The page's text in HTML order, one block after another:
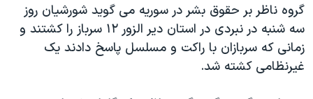
تریبونال مردمی آبان ۹۸
دادگاه حمید نوری
چهل سال گروگان‌گیری
گروه ناظر بر حقوق بشر در سوریه می گوید شورشیان روز
سه شنبه در نبردی در استان دیر الزور ۱۲ سرباز را کشتند و
زمانی که سربازان با راکت و مسلسل پاسخ دادند یک
غیرنظامی کشته شد.